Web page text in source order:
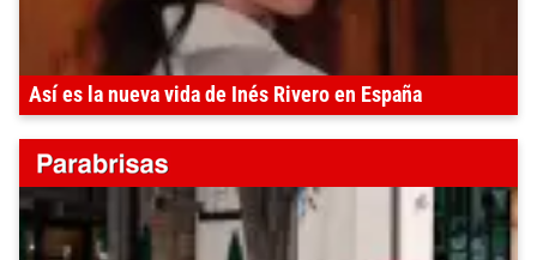
Así es la nueva vida de Inés Rivero en España